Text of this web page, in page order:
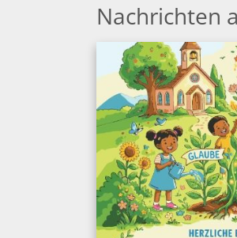
Nachrichten